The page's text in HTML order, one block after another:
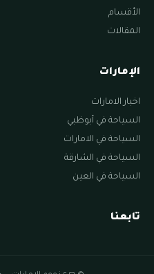
الأقسام
المقالات
الإمارات
اخبار الامارات
السياحة في أبوظبي
السياحة في الامارات
السياحة في الشارقة
السياحة في العين
تابعنا